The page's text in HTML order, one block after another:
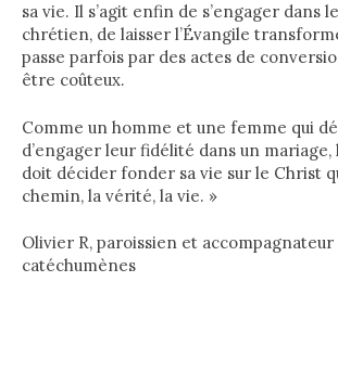
sa vie. Il s’agit enfin de s’engager dans
chrétien, de laisser l’Évangile
passe parfois par des actes de
être coûteux.
Comme un homme et une femme qui
d’engager leur fidélité dans un
doit décider fonder sa vie sur le Christ
chemin, la vérité, la vie. »
Olivier R, paroissien et accompagnateur
catéchumènes